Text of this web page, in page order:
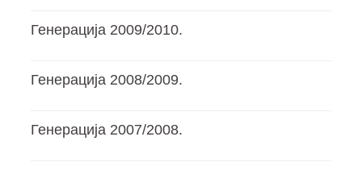
Генерација 2009/2010.
Генерација 2008/2009.
Генерација 2007/2008.